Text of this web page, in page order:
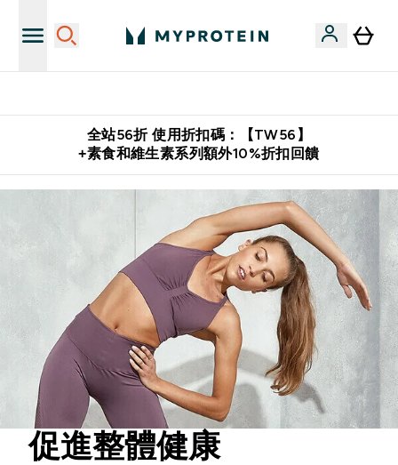
全站56折 使用折扣碼：【TW56】
+素食和維生素系列額外10%折扣回饋
促進整體健康